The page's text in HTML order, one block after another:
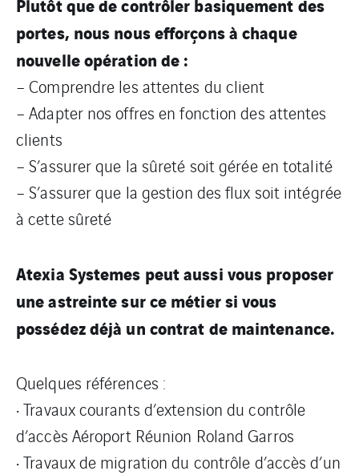
portes, nous nous efforçons à chaque
nouvelle opération de :
– Comprendre les attentes du client
– Adapter nos offres en fonction des attentes
clients
– S’assurer que la sûreté soit gérée en totalité
– S’assurer que la gestion des flux soit intégrée
à cette sûreté
Atexia Systemes peut aussi vous proposer
une astreinte sur ce métier si vous
possédez déjà un contrat de maintenance.
Quelques références :
• Travaux courants d’extension du contrôle
d’accès Aéroport Réunion Roland Garros
• Travaux de migration du contrôle d’accès d’un